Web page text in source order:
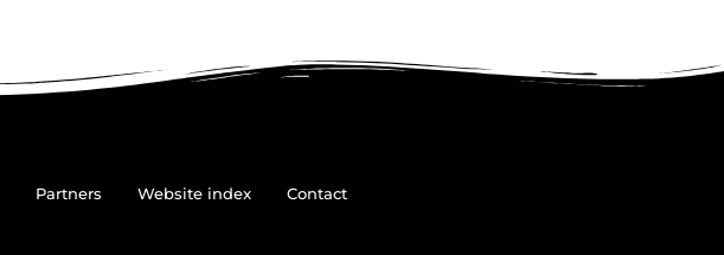
Partners Website index
Contact